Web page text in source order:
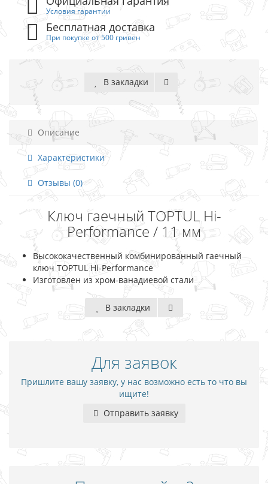
Условия гарантии
Бесплатная доставка
При покупке от 500 гривен
В закладки
Описание
Характеристики
Отзывы (0)
Ключ гаечный TOPTUL Hi-
Performance / 11 мм
Высококачественный комбинированный гаечный
ключ TOPTUL Hi-Performance
Изготовлен из хром-ванадиевой стали
В закладки
Для заявок
Пришлите вашу заявку, у нас возможно есть то что вы
ищите!
Отправить заявку